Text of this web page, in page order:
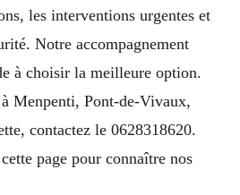
les interventions urgentes et
Notre accompagnement
à choisir la meilleure option.
Menpenti, Pont-de-Vivaux,
contactez le 0628318620.
page pour connaître nos